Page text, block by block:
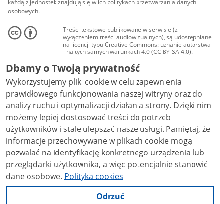
każdą z jednostek znajdują się w ich politykach przetwarzania danych
osobowych.
Treści tekstowe publikowane w serwisie (z
wyłączeniem treści audiowizualnych), są udostępniane
na licencji typu Creative Commons: uznanie autorstwa
- na tych samych warunkach 4.0 (CC BY-SA 4.0).
Materiały audiowizualne, w tym zdjęcia, materiały
audio i wideo, są udostępniane na licencji typu
Creative Commons: uznanie autorstwa użycie
niekomercyjne - bez utworów zależnych 4.0 (CC BY-
NC-ND 4.0), o ile nie jest to stwierdzone inaczej.
Dbamy o Twoją prywatność
Wykorzystujemy pliki cookie w celu zapewnienia
prawidłowego funkcjonowania naszej witryny oraz do
analizy ruchu i optymalizacji działania strony. Dzięki nim
możemy lepiej dostosować treści do potrzeb
użytkowników i stale ulepszać nasze usługi. Pamiętaj, że
informacje przechowywane w plikach cookie mogą
pozwalać na identyfikację konkretnego urządzenia lub
przeglądarki użytkownika, a więc potencjalnie stanowić
dane osobowe. Polityka cookies
Odrzuć